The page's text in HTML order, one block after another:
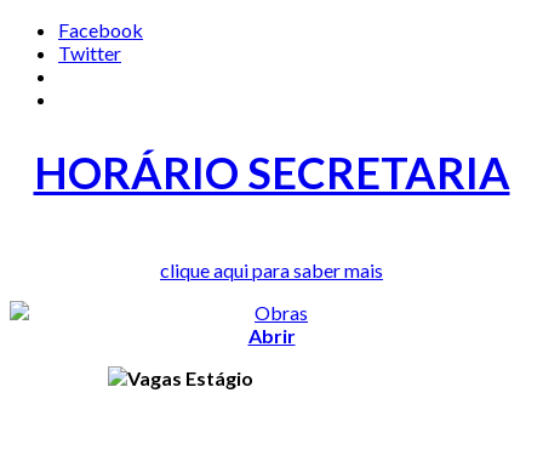
Facebook
Twitter
HORÁRIO SECRETARIA
clique aqui para saber mais
Abrir